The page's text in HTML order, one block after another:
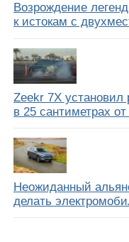
Возрождение
к истокам с
Zeekr 7X установил
в 25 сантиметрах от
Неожиданный
делать